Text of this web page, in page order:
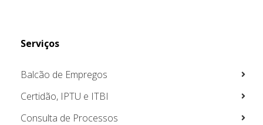
Serviços
Balcão de Empregos
Certidão, IPTU e ITBI
Consulta de Processos